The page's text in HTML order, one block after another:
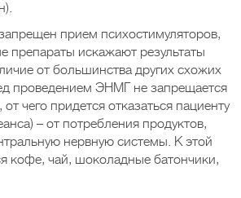
прием психостимуляторов,
препараты искажают результаты
от большинства других схожих
проведением ЭНМГ не запрещается
чего придется отказаться пациенту
– от потребления продуктов,
нервную системы. К этой
кофе, чай, шоколадные батончики,